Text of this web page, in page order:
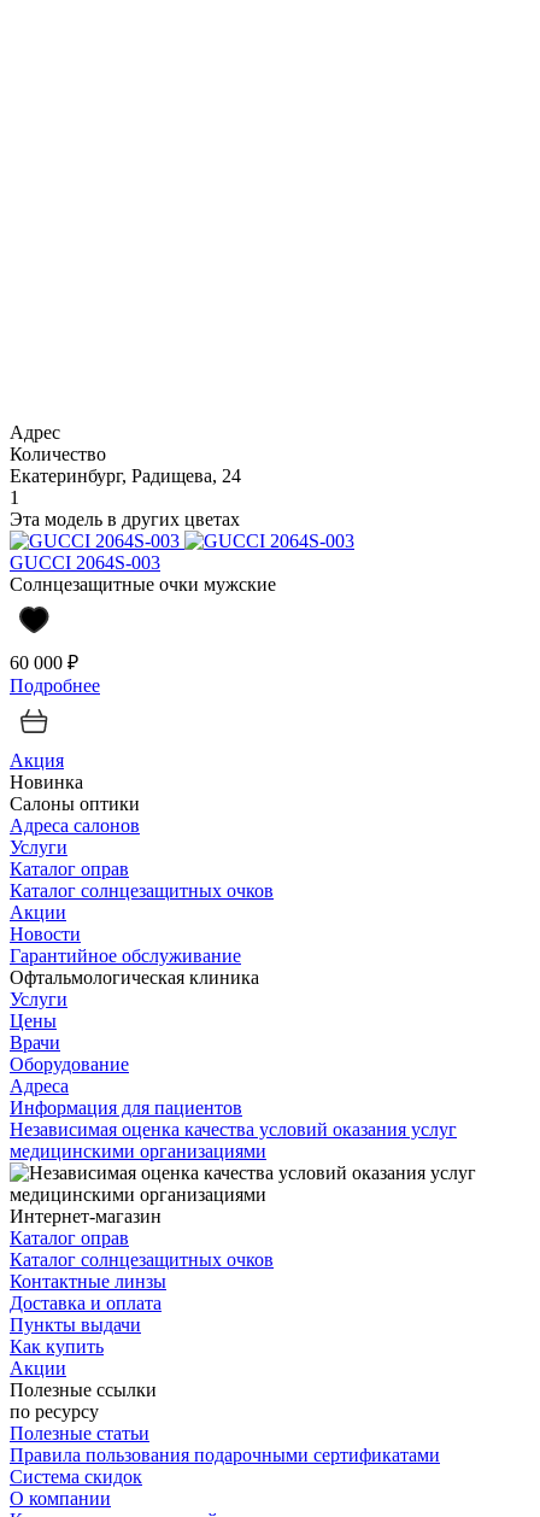
Адрес
Количество
Екатеринбург, Радищева, 24
1
Эта модель в других цветах
GUCCI 2064S-003
Солнцезащитные очки мужские
60 000 ₽
Подробнее
Акция
Новинка
Салоны оптики
Адреса салонов
Услуги
Каталог оправ
Каталог солнцезащитных очков
Акции
Новости
Гарантийное обслуживание
Офтальмологическая клиника
Услуги
Цены
Врачи
Оборудование
Адреса
Информация для пациентов
Независимая оценка качества условий оказания услуг
медицинскими организациями
Интернет-магазин
Каталог оправ
Каталог солнцезащитных очков
Контактные линзы
Доставка и оплата
Пункты выдачи
Как купить
Акции
Полезные ссылки
по ресурсу
Полезные статьи
Правила пользования подарочными сертификатами
Система скидок
О компании